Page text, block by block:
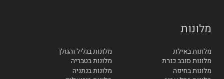
מלונות
מלונות באילת
מלונות בגליל והגולן
מלונות סובב כנרת
מלונות בטבריה
מלונות בחיפה
מלונות בנתניה